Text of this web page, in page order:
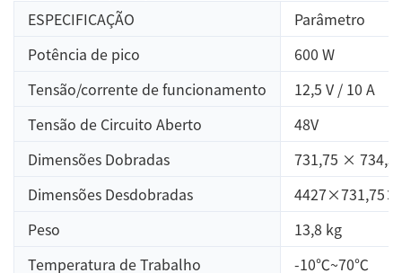
ESPECIFICAÇÃO
Parâmetro
Potência de pico
600 W
Tensão/corrente de funcionamento
12,5 V / 10 A
Tensão de Circuito Aberto
48V
Dimensões Dobradas
731,75 ×
Dimensões Desdobradas
Peso
13,8 kg
Temperatura de Trabalho
-10℃~70℃